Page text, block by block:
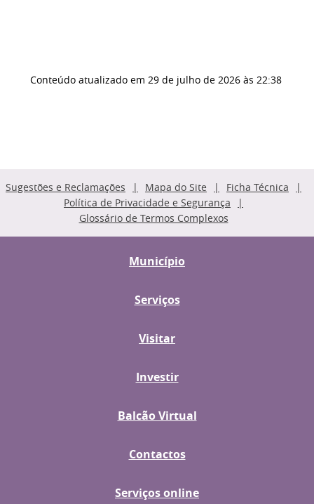
Conteúdo atualizado em 29 de julho de 2026 às 22:38
Sugestões e Reclamações Mapa do Site
Ficha Técnica
Política de Privacidade e Segurança
Glossário de Termos Complexos
Município
Serviços
Visitar
Investir
Balcão Virtual
Contactos
Serviços online